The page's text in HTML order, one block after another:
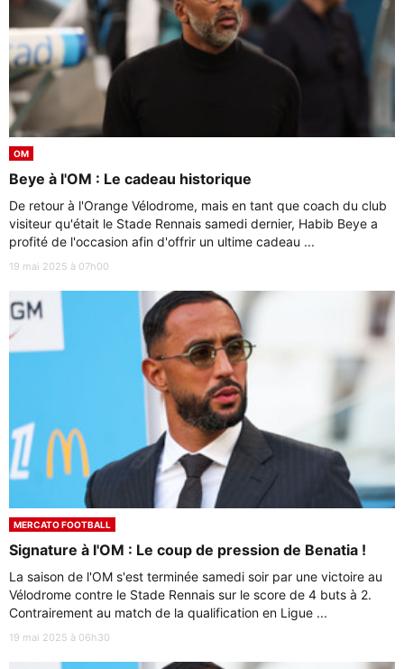
OM
Beye à l'OM : Le cadeau historique
De retour à l'Orange Vélodrome, mais en tant que coach du club
visiteur qu'était le Stade Rennais samedi dernier, Habib Beye a
profité de l'occasion afin d'offrir un ultime cadeau ...
19 mai 2025 à 07h00
MERCATO FOOTBALL
Signature à l'OM : Le coup de pression de Benatia !
La saison de l'OM s'est terminée samedi soir par une victoire au
Vélodrome contre le Stade Rennais sur le score de 4 buts à 2.
Contrairement au match de la qualification en Ligue ...
19 mai 2025 à 06h30